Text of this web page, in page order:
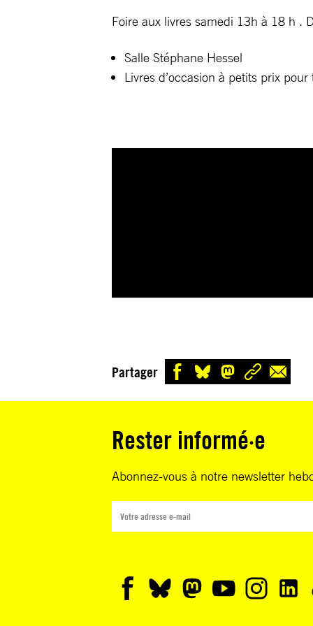
Foire aux livres samedi 13h à 18 h .
Salle Stéphane Hessel
Livres d’occasion à petits prix
Partager
Rester informé·e
Abonnez-vous à notre newsletter